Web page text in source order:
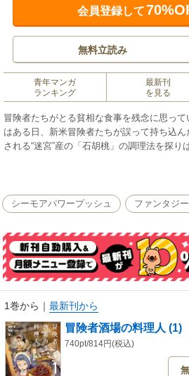
会員登録して
無料立読み
青年マンガ
ランキング
最新刊
を見る
冒険者たちがとる貧相な食事を残念に思っ
はある日、新米冒険者たちが誤って持ち込
される“迷宮”産の「石胡桃」の調理法を探
転移前の現代で得た知識を生かし、１人の
シーモアパワープッシュ ファンタジー
1巻から ｜ 最新刊から
冒険者酒場の料理人 (1)
740pt/814円(税込)